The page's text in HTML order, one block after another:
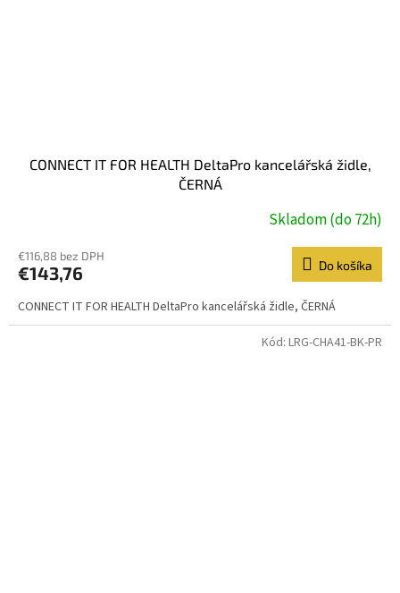
CONNECT IT FOR HEALTH DeltaPro kancelářská židle,
ČERNÁ
Skladom (do 72h)
€116,88 bez DPH
€143,76 Do košíka
CONNECT IT FOR HEALTH DeltaPro kancelářská židle, ČERNÁ
Kód: LRG-CHA41-BK-PR